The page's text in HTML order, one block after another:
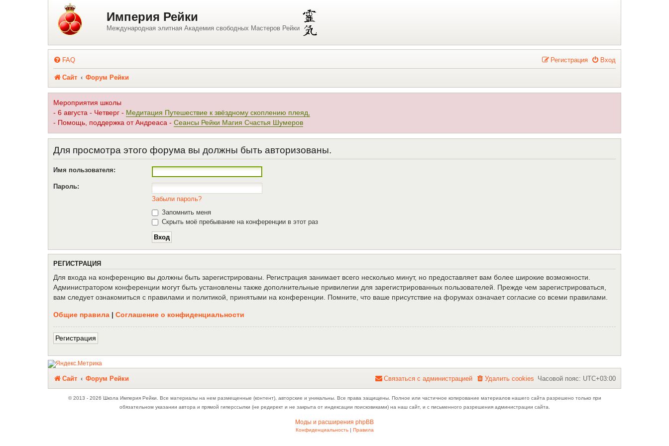
Регистрация Империя Рейки
Международная элитная Академия свободных Мастеров Рейки
FAQ Вход
Регистрация
Сайт Форум Рейки
Мероприятия школы
- 6 августа - Четверг - Медитация Путешествие к звёздному скоплению плеяд,
- Помощь, поддержка от Андреаса - Сеансы Рейки Магия Счастья Шумеров
Для просмотра этого форума вы должны быть авторизованы.
Имя пользователя:
Пароль:
Забыли пароль?
Запомнить меня
Скрыть моё пребывание на конференции в этот раз
РЕГИСТРАЦИЯ
Для входа на конференцию вы должны быть зарегистрированы. Регистрация занимает всего несколько минут, но предоставляет вам более широкие возможности.
Администратором конференции могут быть установлены также дополнительные привилегии для зарегистрированных пользователей. Прежде чем зарегистрироваться,
вам следует ознакомиться с правилами и политикой, принятыми на конференции. Помните, что ваше присутствие на форумах означает согласие со всеми правилами.
Общие правила | Соглашение о конфиденциальности
Регистрация
Сайт Форум Рейки Часовой пояс: UTC+03:00
Удалить cookies
Связаться с
Связаться с администрацией
© 2013 - 2026 Школа Империя Рейки. Все материалы на нем размещенные (контент), авторские и уникальны. Все права защищены. Полное или частичное копирование материалов нашего сайта разрешено только при
обязательном указании автора и прямой гиперссылки (не редирект и не закрыта от индексации поисковиками) на наш сайт, и с письменного разрешения администрации сайта.
Моды и расширения phpBB
Конфиденциальность| Правила